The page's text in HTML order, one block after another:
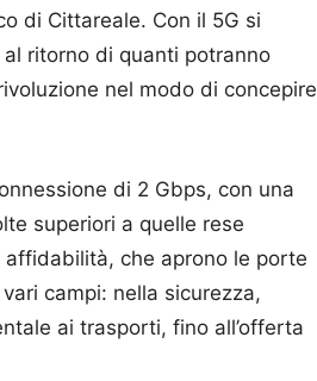
di Cittareale. Con il 5G si
ritorno di quanti potranno
nel modo di concepire
di 2 Gbps, con una
superiori a quelle rese
che aprono le porte
campi: nella sicurezza,
ai trasporti, fino all’offerta